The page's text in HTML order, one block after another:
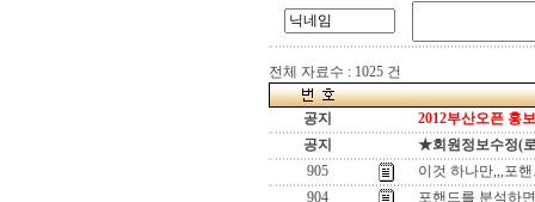
전체 자료수 : 1025 건
공지
2012부산오픈 홍
공지
★회원정보수정(
905
이것 하나만,,,포
904
포핸드를 분석하